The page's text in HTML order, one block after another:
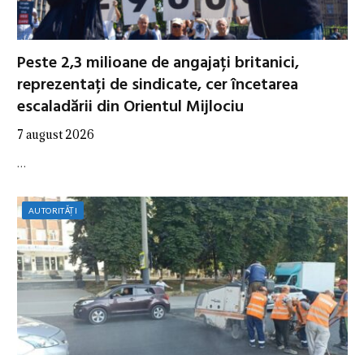
Peste 2,3 milioane de angajați britanici,
reprezentați de sindicate, cer încetarea
escaladării din Orientul Mijlociu
7 august 2026
…
AUTORITĂȚI